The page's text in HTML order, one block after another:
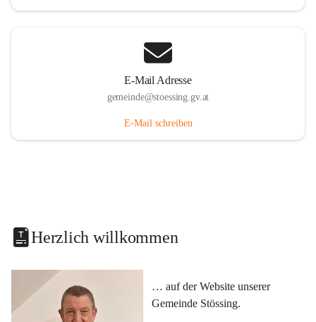
E-Mail Adresse
gemeinde@stoessing.gv.at
E-Mail schreiben
Herzlich willkommen
… auf der Website unserer
Gemeinde Stössing.